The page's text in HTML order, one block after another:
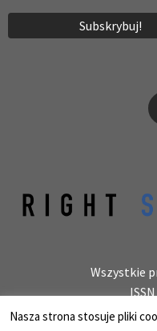
Wszystkie
Wydawca:
Nasza strona stosuje pliki